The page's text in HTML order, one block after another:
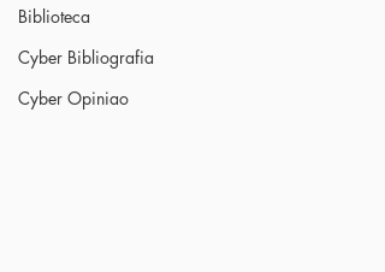
Biblioteca
Cyber Bibliografia
Cyber Opiniao